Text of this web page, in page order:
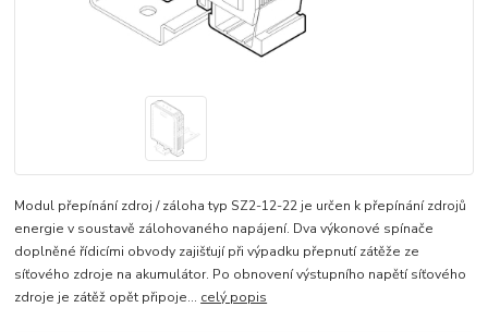
Modul přepínání zdroj / záloha typ SZ2-12-22 je určen k přepínání zdrojů
energie v soustavě zálohovaného napájení. Dva výkonové spínače
doplněné řídicími obvody zajišťují při výpadku přepnutí zátěže ze
síťového zdroje na akumulátor. Po obnovení výstupního napětí síťového
zdroje je zátěž opět připoje... celý popis